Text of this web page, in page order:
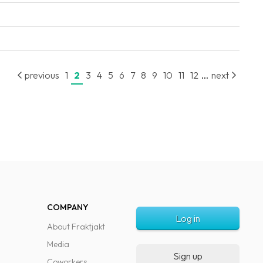
previous 1 2 3 4 5 6 7 8 9 10 11 12 ... next
COMPANY
About Fraktjakt
Media
Log in
Sign up